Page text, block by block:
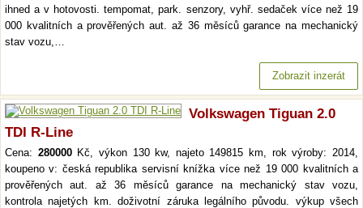
ihned a v hotovosti. tempomat, park. senzory, vyhř. sedaček více než 19
000 kvalitních a prověřených aut. až 36 měsíců garance na mechanický
stav vozu,…
Zobrazit inzerát
Volkswagen Tiguan 2.0
TDI R-Line
Cena: 280000Kč, výkon 130 kw, najeto 149815 km, rok výroby: 2014,
koupeno v: česká republika servisní knížka více než 19 000 kvalitních a
prověřených aut. až 36 měsíců garance na mechanický stav vozu,
kontrola najetých km. doživotní záruka legálního původu. výkup všech